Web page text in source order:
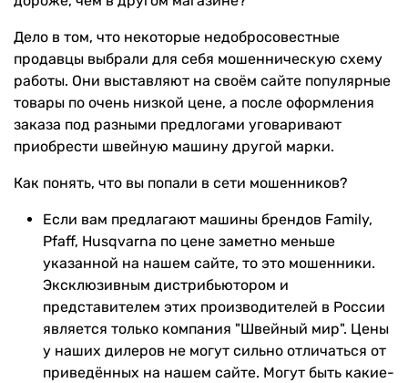
Дело в том, что некоторые недобросовестные
продавцы выбрали для себя мошенническую схему
работы. Они выставляют на своём сайте популярные
товары по очень низкой цене, а после оформления
заказа под разными предлогами уговаривают
приобрести швейную машину другой марки.
Как понять, что вы попали в сети мошенников?
Если вам предлагают машины брендов Family,
Pfaff, Husqvarna по цене заметно меньше
указанной на нашем сайте, то это мошенники.
Эксклюзивным дистрибьютором и
представителем этих производителей в России
является только компания "Швейный мир". Цены
у наших дилеров не могут сильно отличаться от
приведённых на нашем сайте. Могут быть какие-